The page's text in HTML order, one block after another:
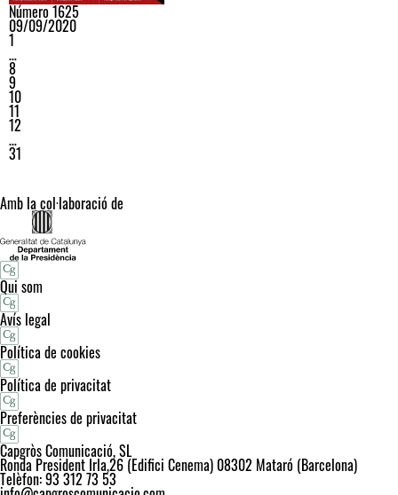
Número 1625
09/09/2020
1
…
8
9
10
11
12
…
31
Amb la col·laboració de
Qui som
Avís legal
Política de cookies
Política de privacitat
Preferències de privacitat
Capgròs Comunicació, SL
Ronda President Irla,26 (Edifici Cenema) 08302 Mataró (Barcelona)
Telèfon: 93 312 73 53